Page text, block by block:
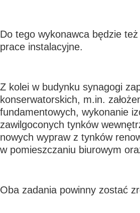
Do tego wykonawca będzie
prace instalacyjne.
Z kolei w budynku synagogi
konserwatorskich, m.in.
fundamentowych, wykonanie
zawilgoconych tynków
nowych wypraw z tynków
w pomieszczaniu biurowym
Oba zadania powinny zostać